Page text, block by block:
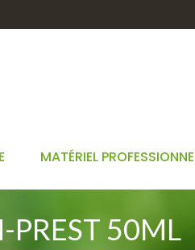
MATÉRIEL
PREST 50ML